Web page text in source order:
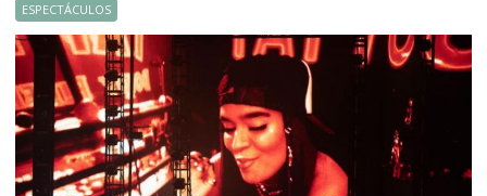
ESPECTÁCULOS